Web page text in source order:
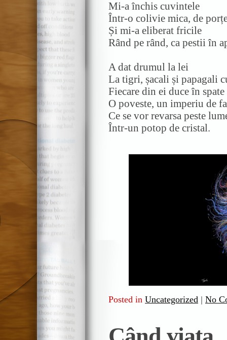
Mi-a închis cuvintele
Într-o colivie mica, de
Și mi-a eliberat fricile
Rând pe rând, ca pestii în
A dat drumul la lei
La tigri, șacali și papagali
Fiecare din ei duce în
O poveste, un imperiu de
Ce se vor revarsa peste
Într-un potop de cristal.
Posted in Uncategorized | No